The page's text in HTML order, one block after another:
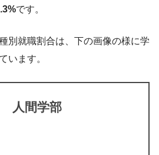
です。
別就職割合は、下の画像の様に学
います。
人間学部